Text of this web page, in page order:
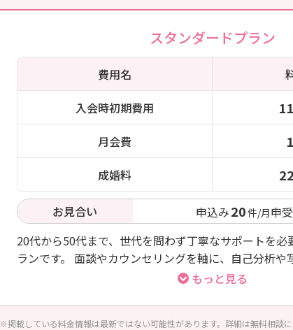
スタンダードプラン
費用名
入会時初期費用
月会費
成婚料
お見合い 申込み20件/月申
20代から50代まで、世代を問わず丁寧なサポートを
ランです。 面談やカウンセリングを軸に、自己分析や
個々の特性を最大化するためのプロセスを重視していま
もっと見る
※掲載している料金情報は最新ではない可能性があります。詳細は無料相談に